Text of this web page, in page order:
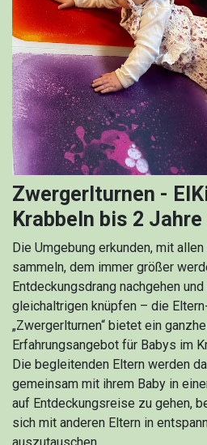
Zwergerlturnen -
Krabbeln bis 2 Jahre
Die Umgebung erkunden, mit
sammeln, dem immer größer
Entdeckungsdrang nachgehen
gleichaltrigen knüpfen – die
„Zwergerlturnen“ bietet ein
Erfahrungsangebot für Babys im
Die begleitenden Eltern werden
gemeinsam mit ihrem Baby in
auf Entdeckungsreise zu gehen,
sich mit anderen Eltern in
auszutauschen.